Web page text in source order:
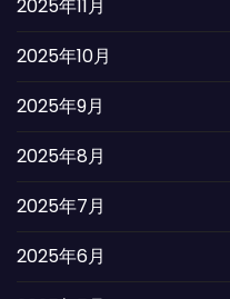
2025年11月
2025年10月
2025年9月
2025年8月
2025年7月
2025年6月